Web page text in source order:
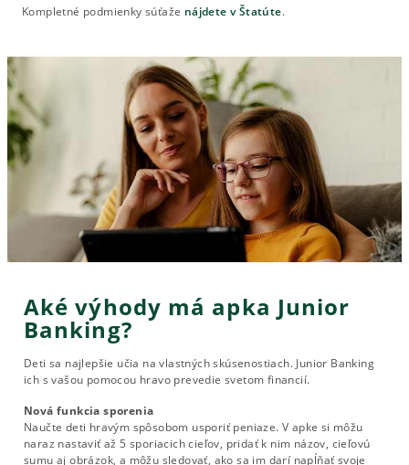
Kompletné podmienky súťaže nájdete v Štatúte.
Aké výhody má apka Junior
Banking?
Deti sa najlepšie učia na vlastných skúsenostiach. Junior Banking
ich s vašou pomocou hravo prevedie svetom financií.
Nová funkcia sporenia
Naučte deti hravým spôsobom usporiť peniaze. V apke si môžu
naraz nastaviť až 5 sporiacich cieľov, pridať k nim názov, cieľovú
sumu aj obrázok, a môžu sledovať, ako sa im darí napĺňať svoje